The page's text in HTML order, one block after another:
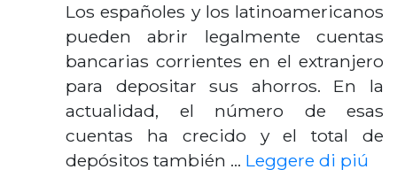
Los españoles y los latinoamericanos
pueden abrir legalmente cuentas
bancarias corrientes en el extranjero
para depositar sus ahorros. En la
actualidad, el número de esas
cuentas ha crecido y el total de
depósitos también … Leggere di piú